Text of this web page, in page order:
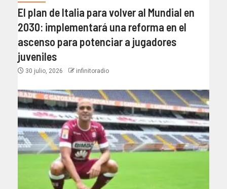
El plan de Italia para volver al Mundial en
2030: implementará una reforma en el
ascenso para potenciar a jugadores
juveniles
30 julio, 2026 infinitoradio